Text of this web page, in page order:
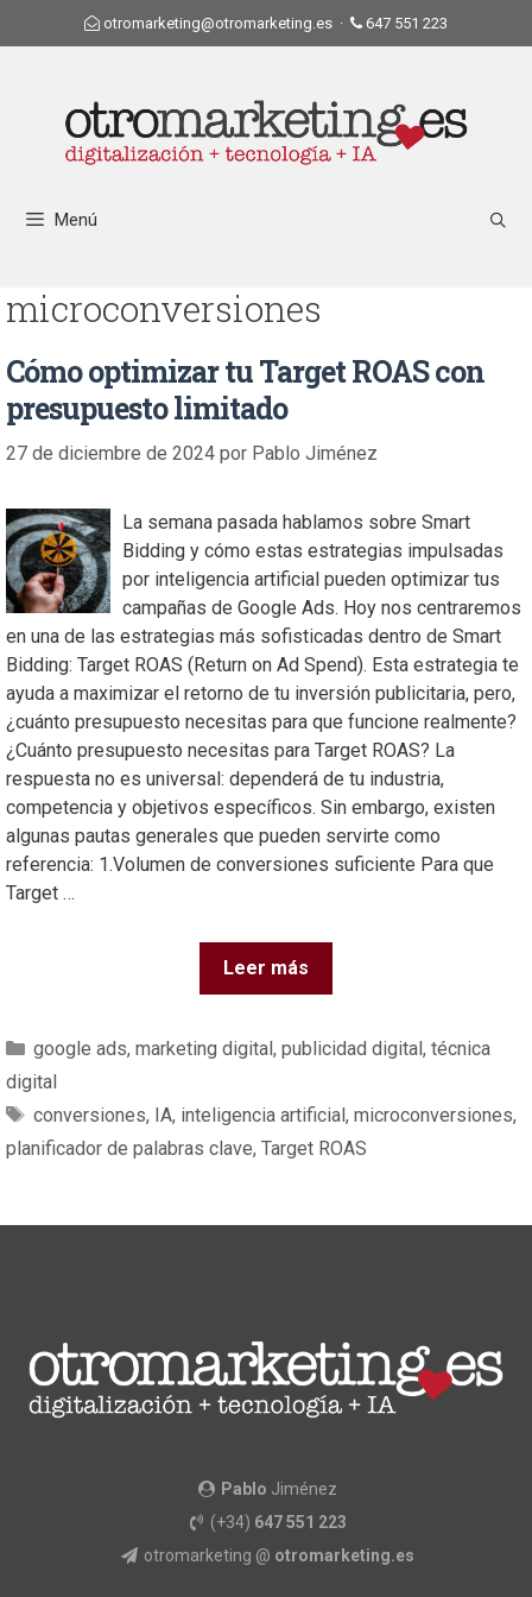
otromarketing@otromarketing.es · 647 551 223
Menú
microconversiones
Cómo optimizar tu Target ROAS con
presupuesto limitado
27 de diciembre de 2024 por Pablo Jiménez
La semana pasada hablamos sobre Smart
Bidding y cómo estas estrategias impulsadas
por inteligencia artificial pueden optimizar tus
campañas de Google Ads. Hoy nos centraremos
en una de las estrategias más sofisticadas dentro de Smart
Bidding: Target ROAS (Return on Ad Spend). Esta estrategia te
ayuda a maximizar el retorno de tu inversión publicitaria, pero,
¿cuánto presupuesto necesitas para que funcione realmente?
¿Cuánto presupuesto necesitas para Target ROAS? La
respuesta no es universal: dependerá de tu industria,
competencia y objetivos específicos. Sin embargo, existen
algunas pautas generales que pueden servirte como
referencia: 1.Volumen de conversiones suficiente Para que
Target …
Leer más
google ads, marketing digital, publicidad digital, técnica
digital
conversiones, IA, inteligencia artificial, microconversiones,
planificador de palabras clave, Target ROAS
Pablo Jiménez
(+34) 647 551 223
otromarketing @ otromarketing.es